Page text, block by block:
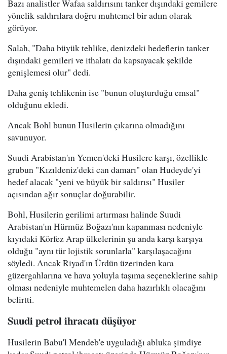
Bazı analistler Wafaa saldırısını tanker dışındaki gemilere
yönelik saldırılara doğru muhtemel bir adım olarak
görüyor.
Salah, "Daha büyük tehlike, denizdeki hedeflerin tanker
dışındaki gemileri ve ithalatı da kapsayacak şekilde
genişlemesi olur" dedi.
Daha geniş tehlikenin ise "bunun oluşturduğu emsal"
olduğunu ekledi.
Ancak Bohl bunun Husilerin çıkarına olmadığını
savunuyor.
Suudi Arabistan'ın Yemen'deki Husilere karşı, özellikle
grubun "Kızıldeniz'deki can damarı" olan Hudeyde'yi
hedef alacak "yeni ve büyük bir saldırısı" Husiler
açısından ağır sonuçlar doğurabilir.
Bohl, Husilerin gerilimi artırması halinde Suudi
Arabistan'ın Hürmüz Boğazı'nın kapanması nedeniyle
kıyıdaki Körfez Arap ülkelerinin şu anda karşı karşıya
olduğu "aynı tür lojistik sorunlarla" karşılaşacağını
söyledi. Ancak Riyad'ın Ürdün üzerinden kara
güzergahlarına ve hava yoluyla taşıma seçeneklerine sahip
olması nedeniyle muhtemelen daha hazırlıklı olacağını
belirtti.
Suudi petrol ihracatı düşüyor
Husilerin Babu'l Mendeb'e uyguladığı abluka şimdiye